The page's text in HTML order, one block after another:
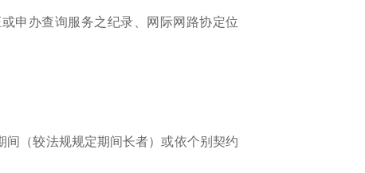
申办查询服务之纪录、网际网路协定位
（较法规规定期间长者）或依个别契约